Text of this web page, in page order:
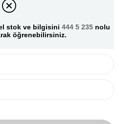
stok ve bilgisini 444 5 235 nolu
öğrenebilirsiniz.